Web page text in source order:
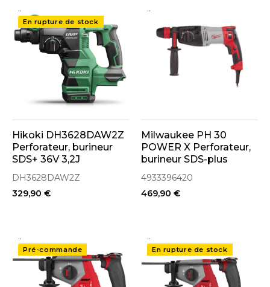
..
En rupture de stock
Hikoki DH3628DAW2Z
Perforateur, burineur
SDS+ 36V 3,2J
Brushless avec coffret
de transport
DH3628DAW2Z
329,90 €
..
Milwaukee PH 30
POWER X Perforateur,
burineur SDS-plus
ø30mm 1030W 3,6J
(4933396420)
4933396420
469,90 €
..
Pré-commande
..
En rupture de stock